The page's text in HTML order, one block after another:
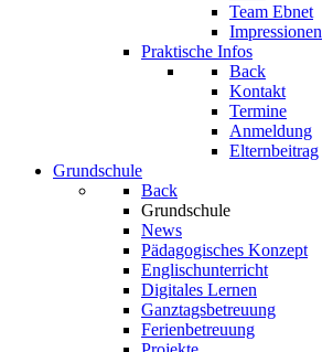
Team Ebnet
Impressionen
Praktische Infos
Back
Kontakt
Termine
Anmeldung
Elternbeitrag
Grundschule
Back
Grundschule
News
Pädagogisches Konzept
Englischunterricht
Digitales Lernen
Ganztagsbetreuung
Ferienbetreuung